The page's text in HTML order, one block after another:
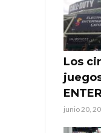
Los
junio 20,